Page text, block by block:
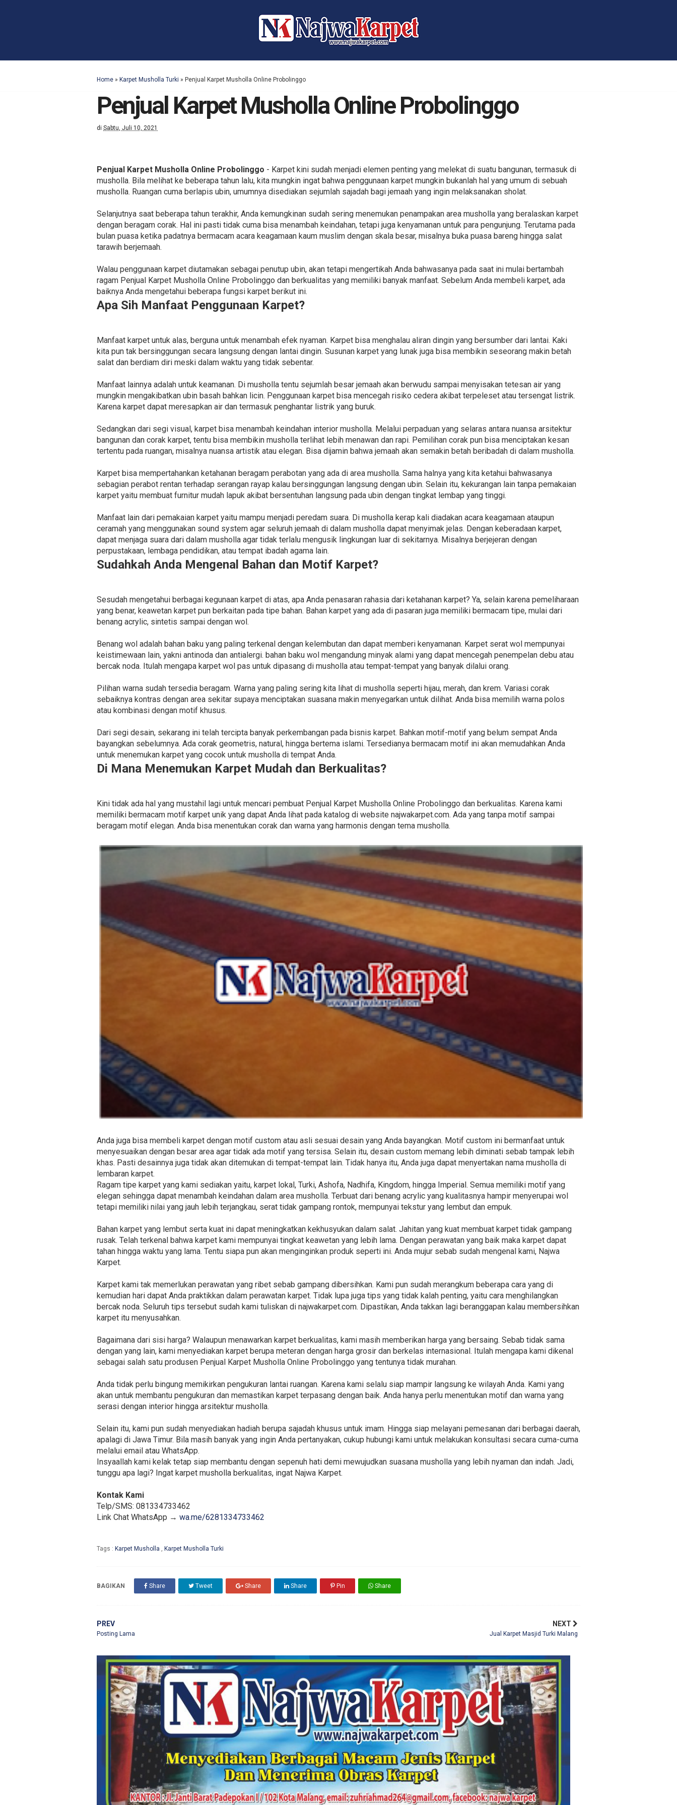
Home » Karpet Musholla Turki » Penjual Karpet Musholla Online Probolinggo
Penjual Karpet Musholla Online Probolinggo
di Sabtu, Juli 10, 2021
Penjual Karpet Musholla Online Probolinggo - Karpet kini sudah menjadi elemen penting yang melekat di suatu bangunan, termasuk di
musholla. Bila melihat ke beberapa tahun lalu, kita mungkin ingat bahwa penggunaan karpet mungkin bukanlah hal yang umum di sebuah
musholla. Ruangan cuma berlapis ubin, umumnya disediakan sejumlah sajadah bagi jemaah yang ingin melaksanakan sholat.
Selanjutnya saat beberapa tahun terakhir, Anda kemungkinan sudah sering menemukan penampakan area musholla yang beralaskan karpet
dengan beragam corak. Hal ini pasti tidak cuma bisa menambah keindahan, tetapi juga kenyamanan untuk para pengunjung. Terutama pada
bulan puasa ketika padatnya bermacam acara keagamaan kaum muslim dengan skala besar, misalnya buka puasa bareng hingga salat
tarawih berjemaah.
Walau penggunaan karpet diutamakan sebagai penutup ubin, akan tetapi mengertikah Anda bahwasanya pada saat ini mulai bertambah
ragam Penjual Karpet Musholla Online Probolinggo dan berkualitas yang memiliki banyak manfaat. Sebelum Anda membeli karpet, ada
baiknya Anda mengetahui beberapa fungsi karpet berikut ini.
Apa Sih Manfaat Penggunaan Karpet?
Manfaat karpet untuk alas, berguna untuk menambah efek nyaman. Karpet bisa menghalau aliran dingin yang bersumber dari lantai. Kaki
kita pun tak bersinggungan secara langsung dengan lantai dingin. Susunan karpet yang lunak juga bisa membikin seseorang makin betah
salat dan berdiam diri meski dalam waktu yang tidak sebentar.
Manfaat lainnya adalah untuk keamanan. Di musholla tentu sejumlah besar jemaah akan berwudu sampai menyisakan tetesan air yang
mungkin mengakibatkan ubin basah bahkan licin. Penggunaan karpet bisa mencegah risiko cedera akibat terpeleset atau tersengat listrik.
Karena karpet dapat meresapkan air dan termasuk penghantar listrik yang buruk.
Sedangkan dari segi visual, karpet bisa menambah keindahan interior musholla. Melalui perpaduan yang selaras antara nuansa arsitektur
bangunan dan corak karpet, tentu bisa membikin musholla terlihat lebih menawan dan rapi. Pemilihan corak pun bisa menciptakan kesan
tertentu pada ruangan, misalnya nuansa artistik atau elegan. Bisa dijamin bahwa jemaah akan semakin betah beribadah di dalam musholla.
Karpet bisa mempertahankan ketahanan beragam perabotan yang ada di area musholla. Sama halnya yang kita ketahui bahwasanya
sebagian perabot rentan terhadap serangan rayap kalau bersinggungan langsung dengan ubin. Selain itu, kekurangan lain tanpa pemakaian
karpet yaitu membuat furnitur mudah lapuk akibat bersentuhan langsung pada ubin dengan tingkat lembap yang tinggi.
Manfaat lain dari pemakaian karpet yaitu mampu menjadi peredam suara. Di musholla kerap kali diadakan acara keagamaan ataupun
ceramah yang menggunakan sound system agar seluruh jemaah di dalam musholla dapat menyimak jelas. Dengan keberadaan karpet,
dapat menjaga suara dari dalam musholla agar tidak terlalu mengusik lingkungan luar di sekitarnya. Misalnya berjejeran dengan
perpustakaan, lembaga pendidikan, atau tempat ibadah agama lain.
Sudahkah Anda Mengenal Bahan dan Motif Karpet?
Sesudah mengetahui berbagai kegunaan karpet di atas, apa Anda penasaran rahasia dari ketahanan karpet? Ya, selain karena pemeliharaan
yang benar, keawetan karpet pun berkaitan pada tipe bahan. Bahan karpet yang ada di pasaran juga memiliki bermacam tipe, mulai dari
benang acrylic, sintetis sampai dengan wol.
Benang wol adalah bahan baku yang paling terkenal dengan kelembutan dan dapat memberi kenyamanan. Karpet serat wol mempunyai
keistimewaan lain, yakni antinoda dan antialergi. bahan baku wol mengandung minyak alami yang dapat mencegah penempelan debu atau
bercak noda. Itulah mengapa karpet wol pas untuk dipasang di musholla atau tempat-tempat yang banyak dilalui orang.
Pilihan warna sudah tersedia beragam. Warna yang paling sering kita lihat di musholla seperti hijau, merah, dan krem. Variasi corak
sebaiknya kontras dengan area sekitar supaya menciptakan suasana makin menyegarkan untuk dilihat. Anda bisa memilih warna polos
atau kombinasi dengan motif khusus.
Dari segi desain, sekarang ini telah tercipta banyak perkembangan pada bisnis karpet. Bahkan motif-motif yang belum sempat Anda
bayangkan sebelumnya. Ada corak geometris, natural, hingga bertema islami. Tersedianya bermacam motif ini akan memudahkan Anda
untuk menemukan karpet yang cocok untuk musholla di tempat Anda.
Di Mana Menemukan Karpet Mudah dan Berkualitas?
Kini tidak ada hal yang mustahil lagi untuk mencari pembuat Penjual Karpet Musholla Online Probolinggo dan berkualitas. Karena kami
memiliki bermacam motif karpet unik yang dapat Anda lihat pada katalog di website najwakarpet.com. Ada yang tanpa motif sampai
beragam motif elegan. Anda bisa menentukan corak dan warna yang harmonis dengan tema musholla.
Anda juga bisa membeli karpet dengan motif custom atau asli sesuai desain yang Anda bayangkan. Motif custom ini bermanfaat untuk
menyesuaikan dengan besar area agar tidak ada motif yang tersisa. Selain itu, desain custom memang lebih diminati sebab tampak lebih
khas. Pasti desainnya juga tidak akan ditemukan di tempat-tempat lain. Tidak hanya itu, Anda juga dapat menyertakan nama musholla di
lembaran karpet.
Ragam tipe karpet yang kami sediakan yaitu, karpet lokal, Turki, Ashofa, Nadhifa, Kingdom, hingga Imperial. Semua memiliki motif yang
elegan sehingga dapat menambah keindahan dalam area musholla. Terbuat dari benang acrylic yang kualitasnya hampir menyerupai wol
tetapi memiliki nilai yang jauh lebih terjangkau, serat tidak gampang rontok, mempunyai tekstur yang lembut dan empuk.
Bahan karpet yang lembut serta kuat ini dapat meningkatkan kekhusyukan dalam salat. Jahitan yang kuat membuat karpet tidak gampang
rusak. Telah terkenal bahwa karpet kami mempunyai tingkat keawetan yang lebih lama. Dengan perawatan yang baik maka karpet dapat
tahan hingga waktu yang lama. Tentu siapa pun akan menginginkan produk seperti ini. Anda mujur sebab sudah mengenal kami, Najwa
Karpet.
Karpet kami tak memerlukan perawatan yang ribet sebab gampang dibersihkan. Kami pun sudah merangkum beberapa cara yang di
kemudian hari dapat Anda praktikkan dalam perawatan karpet. Tidak lupa juga tips yang tidak kalah penting, yaitu cara menghilangkan
bercak noda. Seluruh tips tersebut sudah kami tuliskan di najwakarpet.com. Dipastikan, Anda takkan lagi beranggapan kalau membersihkan
karpet itu menyusahkan.
Bagaimana dari sisi harga? Walaupun menawarkan karpet berkualitas, kami masih memberikan harga yang bersaing. Sebab tidak sama
dengan yang lain, kami menyediakan karpet berupa meteran dengan harga grosir dan berkelas internasional. Itulah mengapa kami dikenal
sebagai salah satu produsen Penjual Karpet Musholla Online Probolinggo yang tentunya tidak murahan.
Anda tidak perlu bingung memikirkan pengukuran lantai ruangan. Karena kami selalu siap mampir langsung ke wilayah Anda. Kami yang
akan untuk membantu pengukuran dan memastikan karpet terpasang dengan baik. Anda hanya perlu menentukan motif dan warna yang
serasi dengan interior hingga arsitektur musholla.
Selain itu, kami pun sudah menyediakan hadiah berupa sajadah khusus untuk imam. Hingga siap melayani pemesanan dari berbagai daerah,
apalagi di Jawa Timur. Bila masih banyak yang ingin Anda pertanyakan, cukup hubungi kami untuk melakukan konsultasi secara cuma-cuma
melalui email atau WhatsApp.
Insyaallah kami kelak tetap siap membantu dengan sepenuh hati demi mewujudkan suasana musholla yang lebih nyaman dan indah. Jadi,
tunggu apa lagi? Ingat karpet musholla berkualitas, ingat Najwa Karpet.
Kontak Kami
Telp/SMS: 081334733462
Link Chat WhatsApp → wa.me/6281334733462
Tags : Karpet Musholla , Karpet Musholla Turki
BAGIKAN Share Tweet Share Share Pin Share
PREV
Posting Lama
NEXT
Jual Karpet Masjid Turki Malang